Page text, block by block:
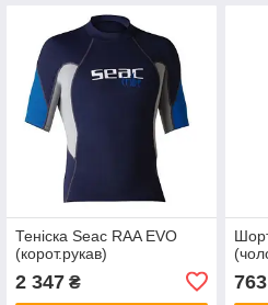
Теніска Seac RAA EVO
(корот.рукав)
2 347₴ 763